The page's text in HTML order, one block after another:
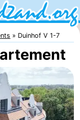
Duinhof V 1-7